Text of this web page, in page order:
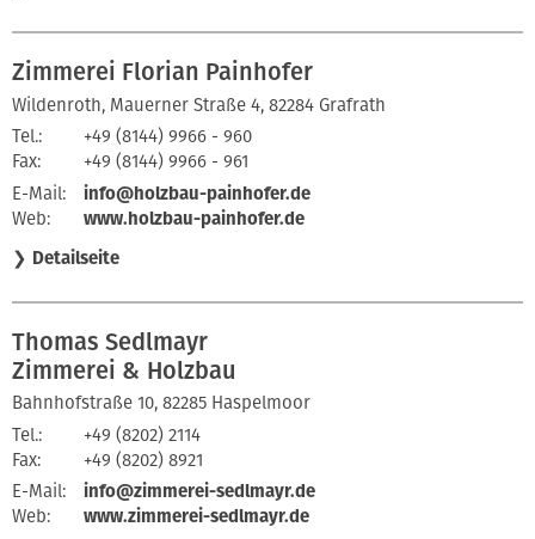
Zimmerei Florian Painhofer
Wildenroth, Mauerner Straße 4, 82284 Grafrath
Tel.:
+49 (8144) 9966 - 960
Fax:
+49 (8144) 9966 - 961
E-Mail:
info@holzbau-painhofer.de
Web:
www.holzbau-painhofer.de
❯ Detailseite
Thomas Sedlmayr
Zimmerei & Holzbau
Bahnhofstraße 10, 82285 Haspelmoor
Tel.:
+49 (8202) 2114
Fax:
+49 (8202) 8921
E-Mail:
info@zimmerei-sedlmayr.de
Web:
www.zimmerei-sedlmayr.de